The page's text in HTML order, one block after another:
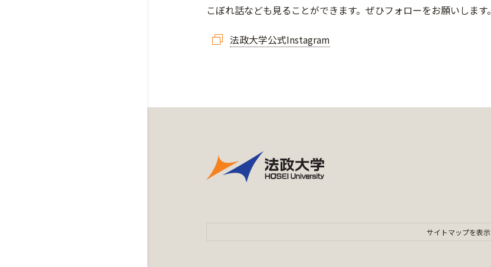
こぼれ話なども見ることができます。ぜひフォローをお願いします。
法政大学公式Instagram